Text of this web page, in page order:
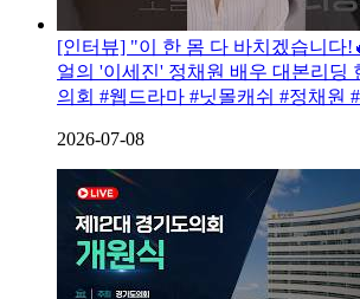
[인터뷰] "이 한 몸 다 바치겠습니다
얼의 '이세진' 정채원 배우 대본리딩
의회 #웹드라마 #닛몰캐쉬 #정채원
2026-07-08